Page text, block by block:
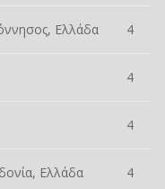
Ελλάδα 4
4
4
Ελλάδα 4